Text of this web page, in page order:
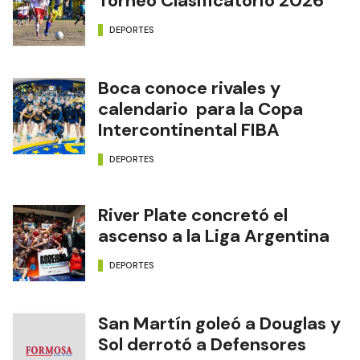
DEPORTES
Boca conoce rivales y
calendario para la Copa
Intercontinental FIBA
DEPORTES
River Plate concretó el
ascenso a la Liga Argentina
DEPORTES
San Martín goleó a Douglas y
Sol derrotó a Defensores